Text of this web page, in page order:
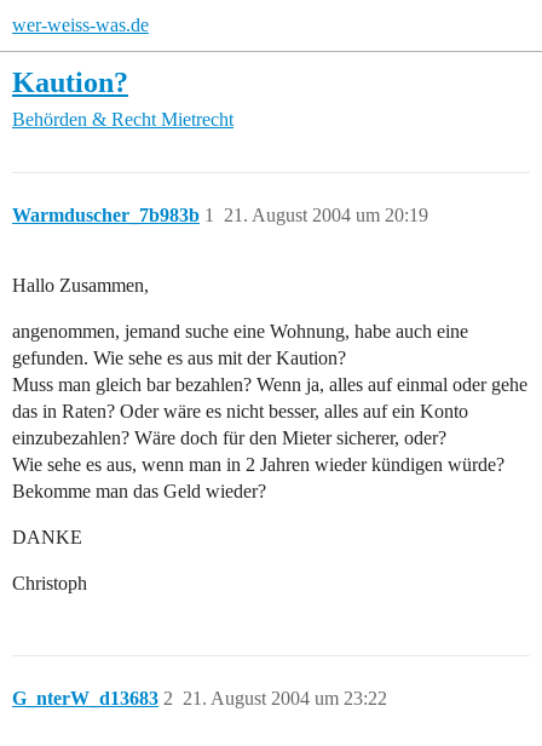
wer-weiss-was.de
Kaution?
Behörden & Recht Mietrecht
Warmduscher_7b983b 21. August 2004 um 20:19
1
Hallo Zusammen,
angenommen, jemand suche eine Wohnung, habe auch eine
gefunden. Wie sehe es aus mit der Kaution?
Muss man gleich bar bezahlen? Wenn ja, alles auf einmal oder gehe
das in Raten? Oder wäre es nicht besser, alles auf ein Konto
einzubezahlen? Wäre doch für den Mieter sicherer, oder?
Wie sehe es aus, wenn man in 2 Jahren wieder kündigen würde?
Bekomme man das Geld wieder?
DANKE
Christoph
G_nterW_d13683 21. August 2004 um 23:22
2